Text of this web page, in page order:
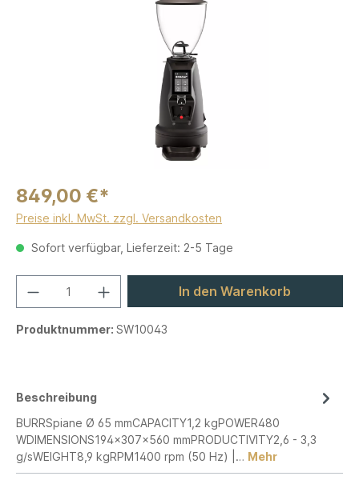
849,00 €*
Preise inkl. MwSt. zzgl. Versandkosten
Sofort verfügbar, Lieferzeit: 2-5 Tage
In den Warenkorb
Produktnummer: SW10043
Beschreibung
BURRSpiane Ø 65 mmCAPACITY1,2 kgPOWER480
WDIMENSIONS194x307x560 mmPRODUCTIVITY2,6 - 3,3
g/sWEIGHT8,9 kgRPM1400 rpm (50 Hz) |… Mehr